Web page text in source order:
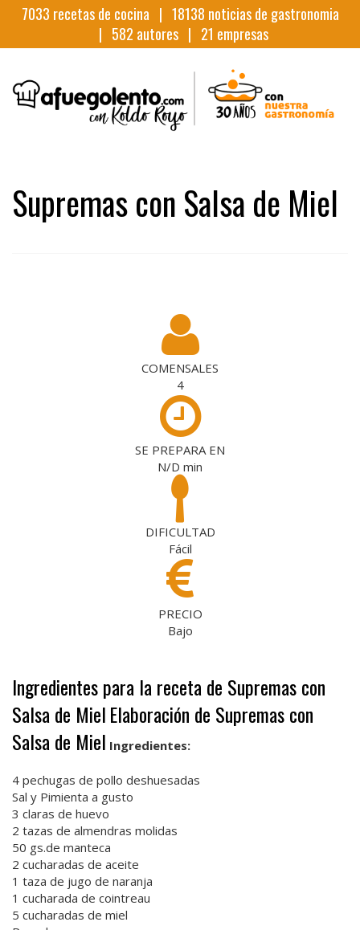
7033 recetas de cocina | 18138 noticias de gastronomia
| 582 autores | 21 empresas
Supremas con Salsa de Miel
COMENSALES
4
SE PREPARA EN
N/D min
DIFICULTAD
Fácil
PRECIO
Bajo
Ingredientes para la receta de Supremas con
Salsa de MielElaboración de Supremas con
Salsa de Miel Ingredientes:
4 pechugas de pollo deshuesadas
Sal y Pimienta a gusto
3 claras de huevo
2 tazas de almendras molidas
50 gs.de manteca
2 cucharadas de aceite
1 taza de jugo de naranja
1 cucharada de cointreau
5 cucharadas de miel